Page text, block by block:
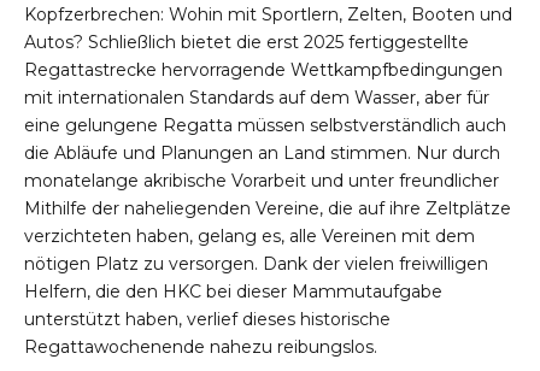
Kopfzerbrechen: Wohin mit Sportlern, Zelten, Booten und
Autos? Schließlich bietet die erst 2025 fertiggestellte
Regattastrecke hervorragende Wettkampfbedingungen
mit internationalen Standards auf dem Wasser, aber für
eine gelungene Regatta müssen selbstverständlich auch
die Abläufe und Planungen an Land stimmen. Nur durch
monatelange akribische Vorarbeit und unter freundlicher
Mithilfe der naheliegenden Vereine, die auf ihre Zeltplätze
verzichteten haben, gelang es, alle Vereinen mit dem
nötigen Platz zu versorgen. Dank der vielen freiwilligen
Helfern, die den HKC bei dieser Mammutaufgabe
unterstützt haben, verlief dieses historische
Regattawochenende nahezu reibungslos.